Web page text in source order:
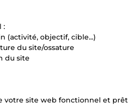
:
(activité, objectif, cible...)
du site/ossature
du site
votre site web fonctionnel et prêt